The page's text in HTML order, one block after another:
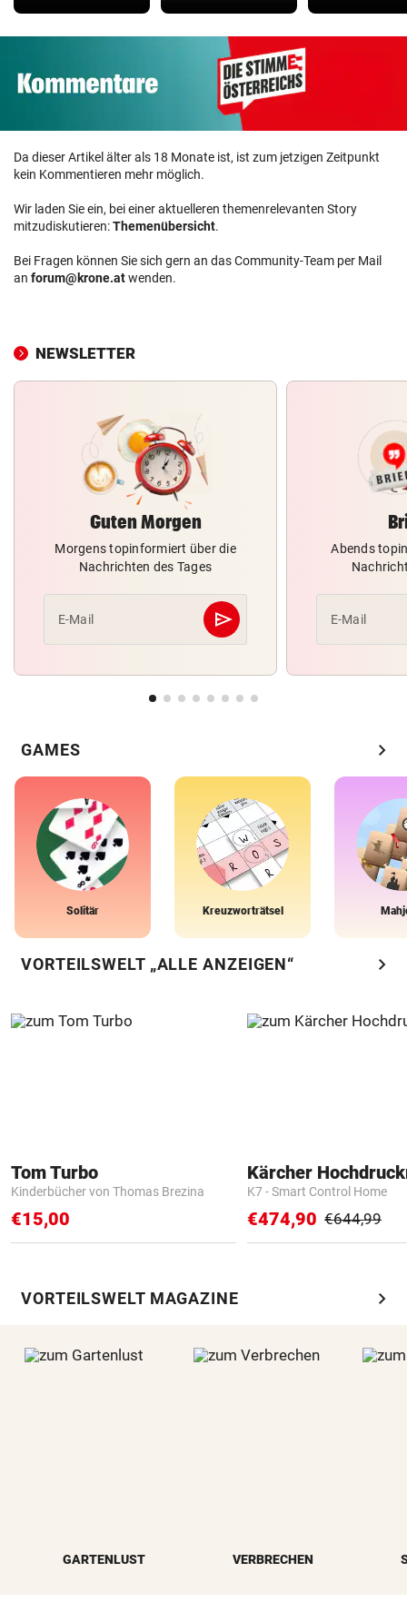
Da dieser Artikel älter als 18 Monate ist, ist zum jetzigen Zeitpunkt
kein Kommentieren mehr möglich.
Wir laden Sie ein, bei einer aktuelleren themenrelevanten Story
mitzudiskutieren:Themenübersicht.
Bei Fragen können Sie sich gern an das Community-Team per Mail
an forum@krone.atwenden.
NEWSLETTER
Guten Morgen
Morgens topinformiert über die
Nachrichten des Tages
E-Mail send
Abschicken
Abends
E-Mail
GAMES chevron_right
Solitär Kreuzworträtsel
VORTEILSWELT „ALLE ANZEIGEN“ chevron_right
Tom Turbo
Kinderbücher von Thomas Brezina
€15,00
Kärcher
K7 - Smart Control Home
€474,90 €644,99
VORTEILSWELT MAGAZINE chevron_right
GARTENLUST VERBRECHEN